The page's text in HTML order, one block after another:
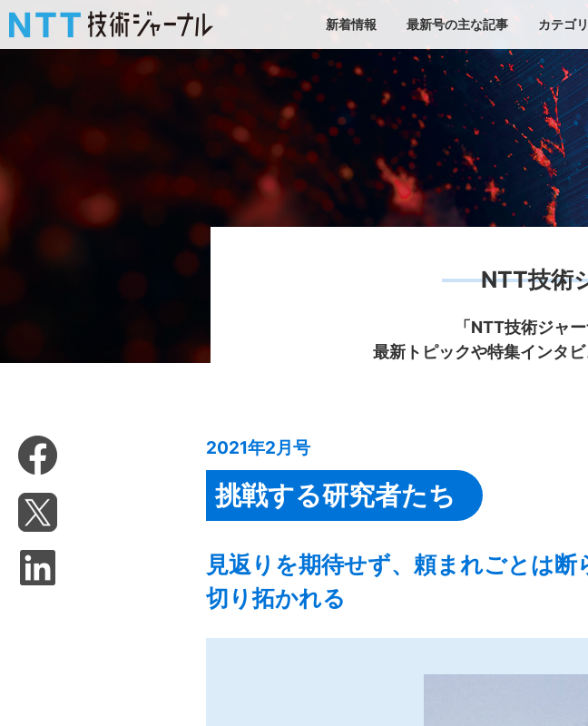
新着情報 最新号の主な記事 カテゴ
NTT技術
「NTT技術ジャ
最新トピックや特集インタ
2021年2月号
挑戦する研究者たち
見返りを期待せず、頼まれごとは
切り拓かれる